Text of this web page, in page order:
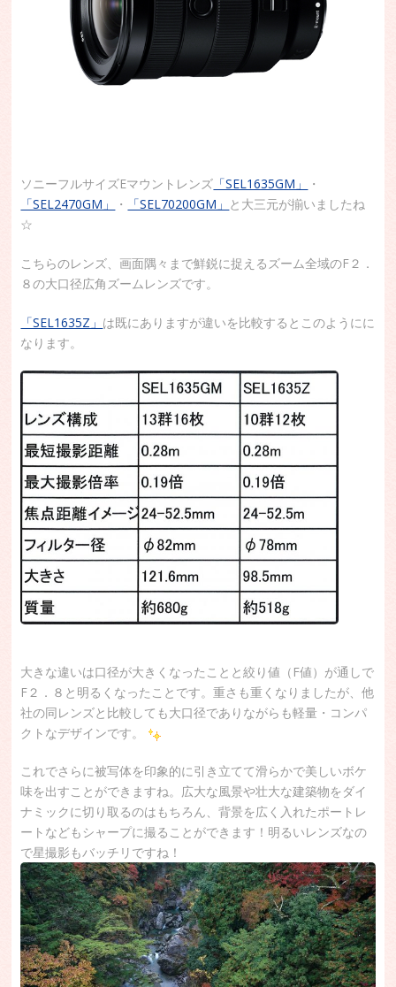
ソニーフルサイズEマウントレンズ 「SEL1635GM」
・
「SEL2470GM」
・ 「SEL70200GM」 と大三元が揃いましたね
☆
こちらのレンズ、画面隅々まで鮮鋭に捉えるズーム全域のF２．
８の大口径広角ズームレンズです。
「SEL1635Z」 は既にありますが違いを比較するとこのようにに
なります。
大きな違いは口径が大きくなったことと絞り値（F値）が通しで
F２．８と明るくなったことです。重さも重くなりましたが、他
社の同レンズと比較しても大口径でありながらも軽量・コンパ
クトなデザインです。
これでさらに被写体を印象的に引き立てて滑らかで美しいボケ
味を出すことができますね。広大な風景や壮大な建築物をダイ
ナミックに切り取るのはもちろん、背景を広く入れたポートレ
ートなどもシャープに撮ることができます！明るいレンズなの
で星撮影もバッチリですね！